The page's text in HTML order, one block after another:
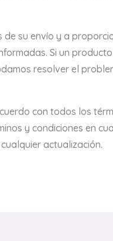
su envío y a
Si un
resolver el
con todos los
y condiciones en
actualización.